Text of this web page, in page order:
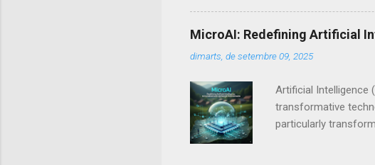
elèctric, no va
aquells primers
finals del segle XIX
segle XIX i principis
MicroAI: Redefining Artificial
dimarts, de setembre 09, 2025
Artificial Intelligence
transformative
particularly
reasoning.